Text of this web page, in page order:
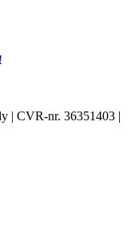
| CVR-nr. 36351403 |